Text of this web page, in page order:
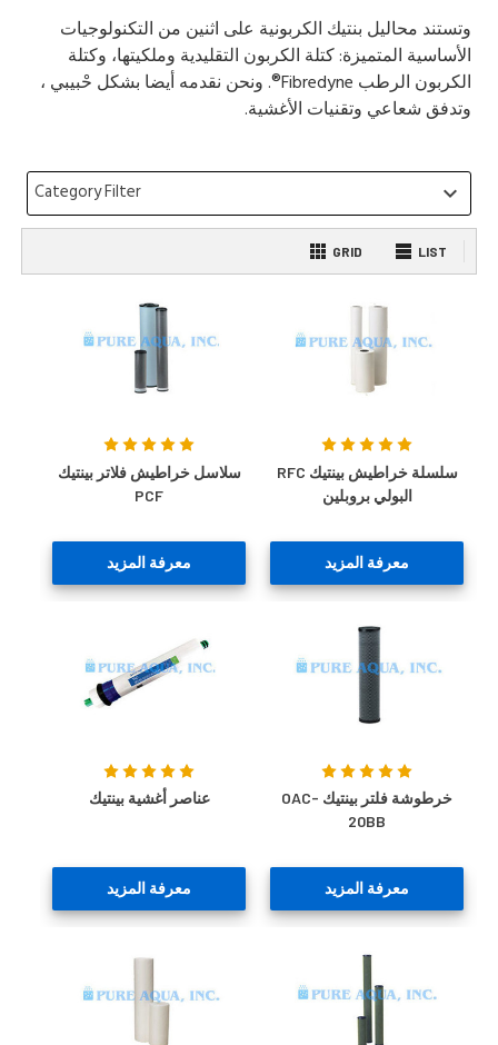
وتستند محاليل بنتيك الكربونية على اثنين من التكنولوجيات
الأساسية المتميزة: كتلة الكربون التقليدية وملكيتها، وكتلة
الكربون الرطب Fibredyne®. ونحن نقدمه أيضا بشكل حْبيبي ،
وتدفق شعاعي وتقنيات الأغشية.
Category Filter keyboard_arrow_down
LIST
GRID
سلسلة خراطيش بينتيك RFC
البولي بروبلين
معرفة المزيد
سلاسل خراطيش فلاتر بينتيك
PCF
معرفة المزيد
خرطوشة فلتر بينتيك OAC-
20BB
معرفة المزيد
عناصر أغشية بينتيك
معرفة المزيد